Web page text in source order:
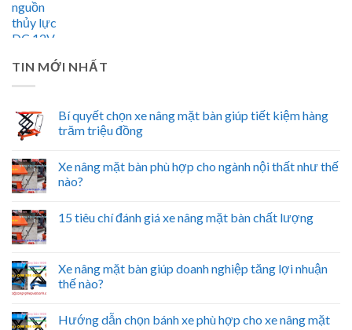
TIN MỚI NHẤT
Bí quyết chọn xe nâng mặt bàn giúp tiết kiệm hàng
trăm triệu đồng
Xe nâng mặt bàn phù hợp cho ngành nội thất như thế
nào?
15 tiêu chí đánh giá xe nâng mặt bàn chất lượng
Xe nâng mặt bàn giúp doanh nghiệp tăng lợi nhuận
thế nào?
Hướng dẫn chọn bánh xe phù hợp cho xe nâng mặt